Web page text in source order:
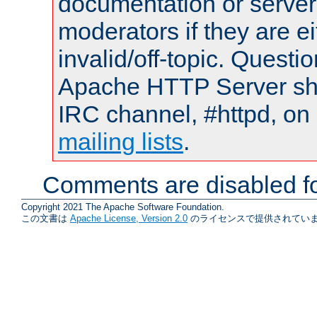
moderators if they are
invalid/off-topic.
Apache HTTP Server
IRC channel, #httpd,
mailing lists.
Comments are disabled
Copyright 2021 The Apache Software Foundation.
この文書は Apache License, Version 2.0 のライセンスで提供されてい